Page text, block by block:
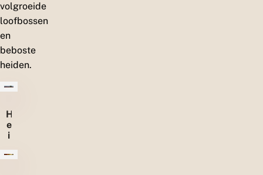
volgroeide
loofbossen
en
beboste
heiden.
H
e
i
e